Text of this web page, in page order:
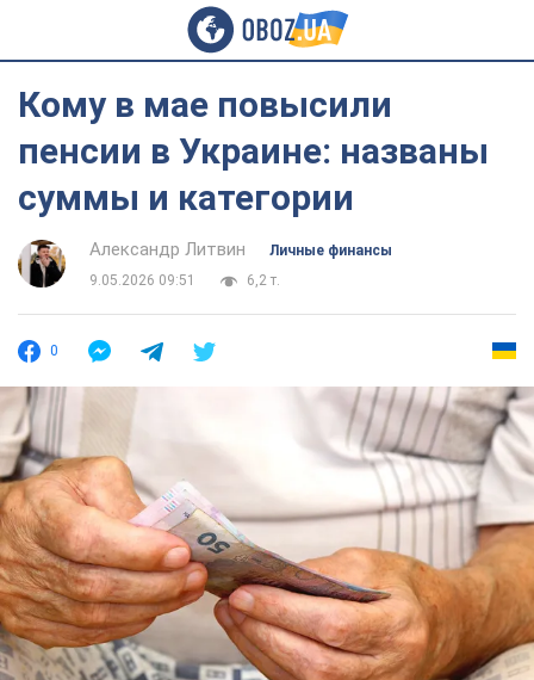
Кому в мае повысили
пенсии в Украине: названы
суммы и категории
Александр Литвин
Личные финансы
9.05.2026 09:51
6,2 т.
0